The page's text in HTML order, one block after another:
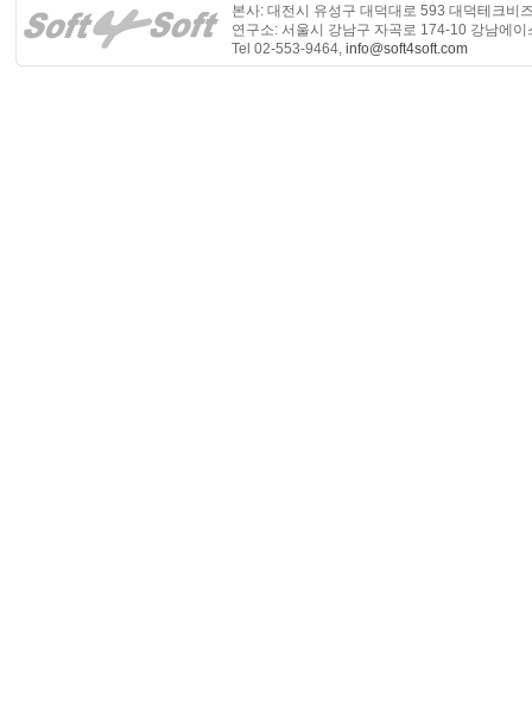
본사: 대전시 유성구 대덕대로 593 대덕테크비
연구소: 서울시 강남구 자곡로 174-10 강남에
Tel 02-553-9464, info@soft4soft.com